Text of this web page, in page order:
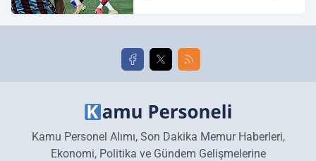
golleri!
Kamu Personel Alımı, Son Dakika Memur Haberleri,
Ekonomi, Politika ve Gündem Gelişmelerine